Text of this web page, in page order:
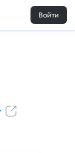
Войти
162 0